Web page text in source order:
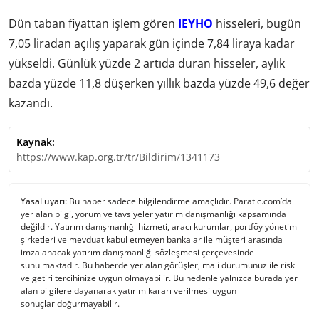
Dün taban fiyattan işlem gören IEYHO hisseleri, bugün
7,05 liradan açılış yaparak gün içinde 7,84 liraya kadar
yükseldi. Günlük yüzde 2 artıda duran hisseler, aylık
bazda yüzde 11,8 düşerken yıllık bazda yüzde 49,6 değer
kazandı.
Kaynak:
https://www.kap.org.tr/tr/Bildirim/1341173
Yasal uyarı: Bu haber sadece bilgilendirme amaçlıdır. Paratic.com’da
yer alan bilgi, yorum ve tavsiyeler yatırım danışmanlığı kapsamında
değildir. Yatırım danışmanlığı hizmeti, aracı kurumlar, portföy yönetim
şirketleri ve mevduat kabul etmeyen bankalar ile müşteri arasında
imzalanacak yatırım danışmanlığı sözleşmesi çerçevesinde
sunulmaktadır. Bu haberde yer alan görüşler, mali durumunuz ile risk
ve getiri tercihinize uygun olmayabilir. Bu nedenle yalnızca burada yer
alan bilgilere dayanarak yatırım kararı verilmesi uygun
sonuçlar doğurmayabilir.